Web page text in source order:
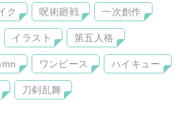
ク 呪術廻戦 一次創作
イラスト 第五人格
ワンピース ハイキュー
刀剣乱舞